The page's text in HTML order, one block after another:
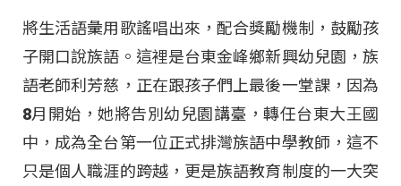
將生活語彙用歌謠唱出來，配合獎勵機制，鼓勵孩
子開口說族語。這裡是台東金峰鄉新興幼兒園，族
語老師利芳慈，正在跟孩子們上最後一堂課，因為
8月開始，她將告別幼兒園講臺，轉任台東大王國
中，成為全台第一位正式排灣族語中學教師，這不
只是個人職涯的跨越，更是族語教育制度的一大突